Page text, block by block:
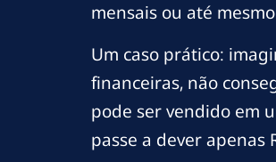
mensais ou até
Um caso prático:
financeiras, não
pode ser vendido em
passe a dever apenas